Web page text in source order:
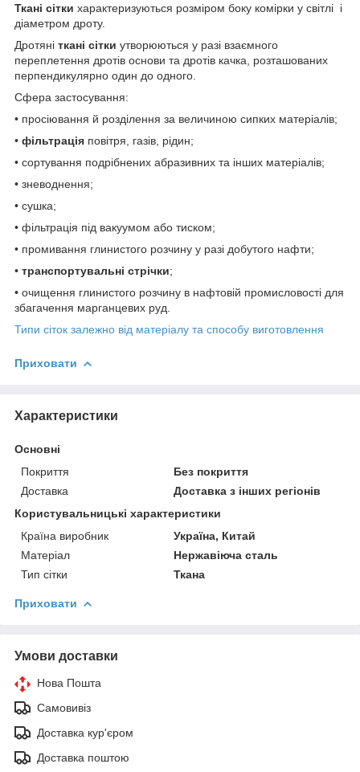
Ткані сітки характеризуються розміром боку комірки у світлі і
діаметром дроту.
Дротяні ткані сітки утворюються у разі взаємного
переплетення дротів основи та дротів качка, розташованих
перпендикулярно один до одного.
Сфера застосування:
• просіювання й розділення за величиною сипких матеріалів;
• фільтрація повітря, газів, рідин;
• сортування подрібнених абразивних та інших матеріалів;
• зневоднення;
• сушка;
• фільтрація під вакуумом або тиском;
• промивання глинистого розчину у разі добутого нафти;
• транспортувальні стрічки;
• очищення глинистого розчину в нафтовій промисловості для
збагачення марганцевих руд.
Типи сіток залежно від матеріалу та способу виготовлення
Приховати
Характеристики
Основні
Покриття
Без покриття
Доставка
Доставка з інших регіонів
Користувальницькі характеристики
Країна виробник
Україна, Китай
Матеріал
Нержавіюча сталь
Тип сітки
Ткана
Приховати
Умови доставки
Нова Пошта
Самовивіз
Доставка кур'єром
Доставка поштою